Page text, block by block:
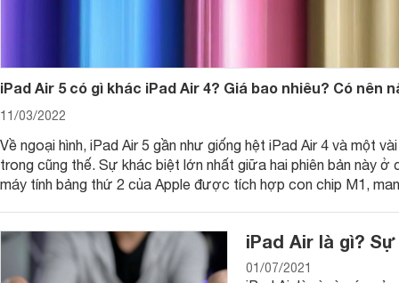
iPad Air 5 có gì khác iPad Air 4? Giá bao nhiêu? Có nên
11/03/2022
Về ngoại hình, iPad Air 5 gần như giống hệt iPad Air 4 và một
trong cũng thế. Sự khác biệt lớn nhất giữa hai phiên bản này ở
máy tính bảng thứ 2 của Apple được tích hợp con chip M1,
iPad Air là gì?
01/07/2021